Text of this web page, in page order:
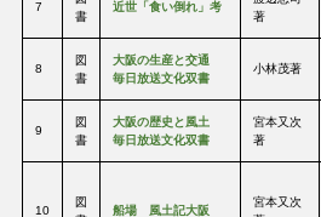
7
書
近世「食い倒れ」考
著
8
図
書
大阪の生産と交通
毎日放送文化双書
小林茂著
9
図
書
大阪の歴史と風土
毎日放送文化双書
宮本又次
著
10
図
船場 風土記大阪
宮本又次